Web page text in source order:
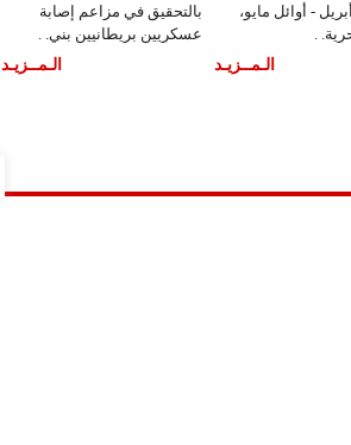
- أوائل مايو،
.
الـمــزيـد
بالتحقيق في مزاعم إصابة
عسكريين بريطانيين بني. .
الـمــزيـد